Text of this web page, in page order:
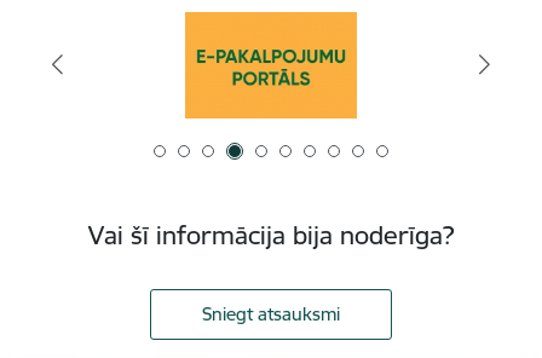
Vai šī informācija bija noderīga?
Sniegt atsauksmi